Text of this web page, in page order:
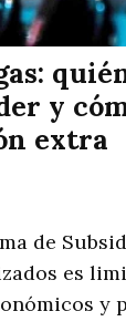
y
extra
de
es
y